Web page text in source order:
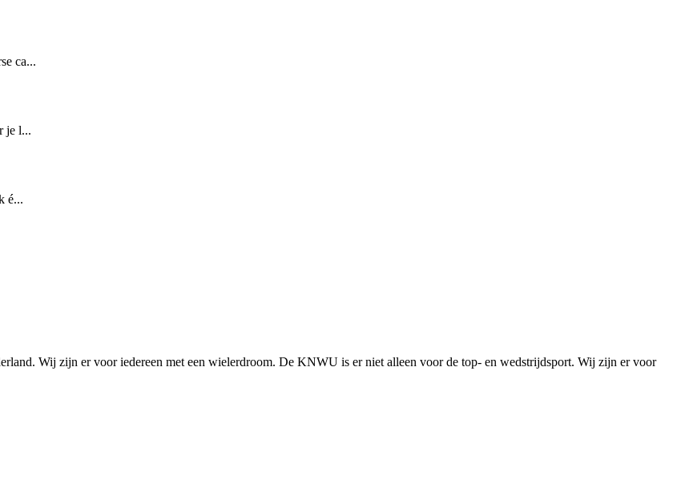
ca...
je l...
é...
Wij zijn er voor iedereen met een wielerdroom. De KNWU is er niet alleen voor de top- en wedstrijdsport. Wij zijn er voor